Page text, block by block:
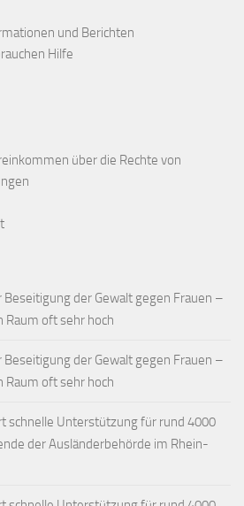
und Berichten
Hilfe
über die Rechte von
Beseitigung der Gewalt gegen Frauen –
Raum oft sehr hoch
Beseitigung der Gewalt gegen Frauen –
Raum oft sehr hoch
schnelle Unterstützung für rund 4000
der Ausländerbehörde im Rhein-